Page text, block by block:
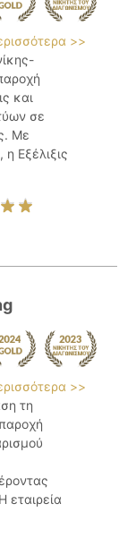
>>
και
σε
Με
Εξέλιξις
>>
τη
εταιρεία